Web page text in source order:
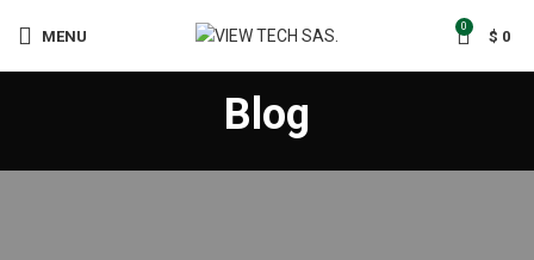
MENU
0
$ 0
Blog